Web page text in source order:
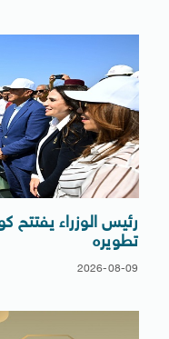
رئيس الوزراء
تطويره
2026-08-09